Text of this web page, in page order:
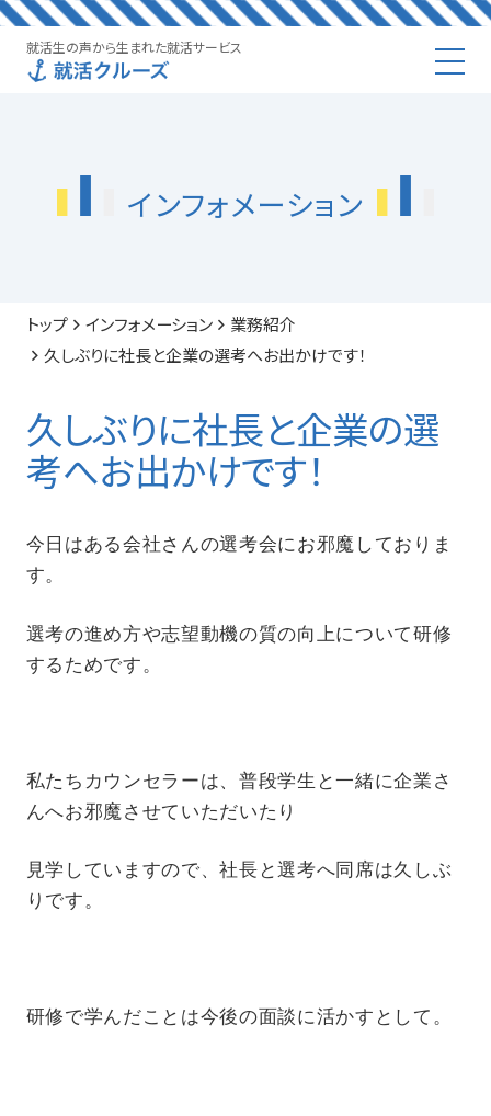
就活生の声から生まれた就活サービス
インフォメーション
トップ インフォメーション
業務紹介
久しぶりに社長と企業の選考へお出かけです！
久しぶりに社長と企業の選
考へお出かけです！
今日はある会社さんの選考会にお邪魔しておりま
す。
選考の進め方や志望動機の質の向上について研修
するためです。
私たちカウンセラーは、普段学生と一緒に企業さ
んへお邪魔させていただいたり
見学していますので、社長と選考へ同席は久しぶ
りです。
研修で学んだことは今後の面談に活かすとして。